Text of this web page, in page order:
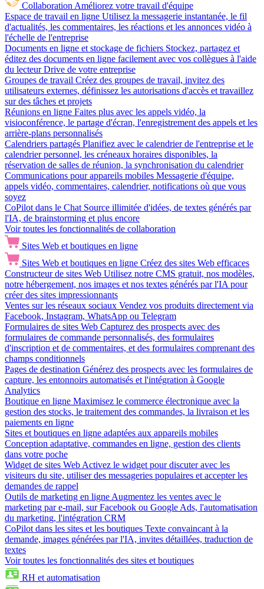
Collaboration Améliorez votre travail d'équipe
Espace de travail en ligne Utilisez la messagerie instantanée, le fil
d'actualités, les commentaires, les réactions et les annonces vidéo à
l'échelle de l'entreprise
Documents en ligne et stockage de fichiers Stockez, partagez et
éditez des documents en ligne facilement avec vos collègues à l'aide
du lecteur Drive de votre entreprise
Groupes de travail Créez des groupes de travail, invitez des
utilisateurs externes, définissez les autorisations d'accès et travaillez
sur des tâches et projets
Réunions en ligne Faites plus avec les appels vidéo, la
visioconférence, le partage d'écran, l'enregistrement des appels et les
arrière-plans personnalisés
Calendriers partagés Planifiez avec le calendrier de l'entreprise et le
calendrier personnel, les créneaux horaires disponibles, la
réservation de salles de réunion, la synchronisation du calendrier
Communications pour appareils mobiles Messagerie d'équipe,
appels vidéo, commentaires, calendrier, notifications où que vous
soyez
CoPilot dans le Chat Source illimitée d'idées, de textes générés par
l'IA, de brainstorming et plus encore
Voir toutes les fonctionnalités de collaboration
Sites Web et boutiques en ligne
Sites Web et boutiques en ligne Créez des sites Web efficaces
Constructeur de sites Web Utilisez notre CMS gratuit, nos modèles,
notre hébergement, nos images et nos textes générés par l'IA pour
créer des sites impressionnants
Ventes sur les réseaux sociaux Vendez vos produits directement via
Facebook, Instagram, WhatsApp ou Telegram
Formulaires de sites Web Capturez des prospects avec des
formulaires de commande personnalisés, des formulaires
d'inscription et de commentaires, et des formulaires comprenant des
champs conditionnels
Pages de destination Générez des prospects avec les formulaires de
capture, les entonnoirs automatisés et l'intégration à Google
Analytics
Boutique en ligne Maximisez le commerce électronique avec la
gestion des stocks, le traitement des commandes, la livraison et les
paiements en ligne
Sites et boutiques en ligne adaptées aux appareils mobiles
Conception adaptative, commandes en ligne, gestion des clients
dans votre poche
Widget de sites Web Activez le widget pour discuter avec les
visiteurs du site, utiliser des messageries populaires et accepter les
demandes de rappel
Outils de marketing en ligne Augmentez les ventes avec le
marketing par e-mail, sur Facebook ou Google Ads, l'automatisation
du marketing, l'intégration CRM
CoPilot dans les sites et les boutiques Texte convaincant à la
demande, images générées par l'IA, invites détaillées, traduction de
textes
Voir toutes les fonctionnalités des sites et boutiques
RH et automatisation